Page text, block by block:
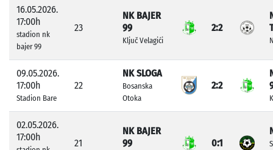
16.05.2026.
17:00h
stadion nk
bajer 99
23
NK BAJER
99
Ključ Velagići
2:2
09.05.2026.
17:00h
Stadion Bare
22
NK SLOGA
Bosanska
Otoka
2:2
02.05.2026.
17:00h
21
NK BAJER
99
0:1